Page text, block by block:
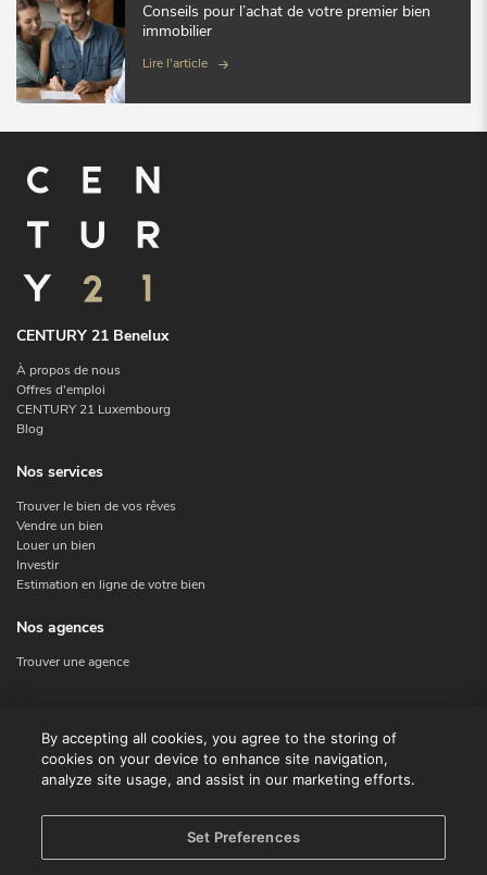
Conseils pour l’achat de votre premier bien
immobilier
Lire l'article
CENTURY 21 Benelux
À propos de nous
Offres d'emploi
CENTURY 21 Luxembourg
Blog
Nos services
Trouver le bien de vos rêves
Vendre un bien
Louer un bien
Investir
Estimation en ligne de votre bien
Nos agences
Trouver une agence
Contact
Facebook
By accepting all cookies, you agree to the storing of
cookies on your device to enhance site navigation,
analyze site usage, and assist in our marketing efforts.
Set Preferences